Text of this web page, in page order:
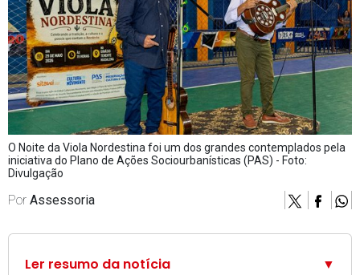
O Noite da Viola Nordestina foi um dos grandes contemplados pela
iniciativa do Plano de Ações Sociourbanísticas (PAS) - Foto:
Divulgação
Por Assessoria
Ler resumo da notícia ▼